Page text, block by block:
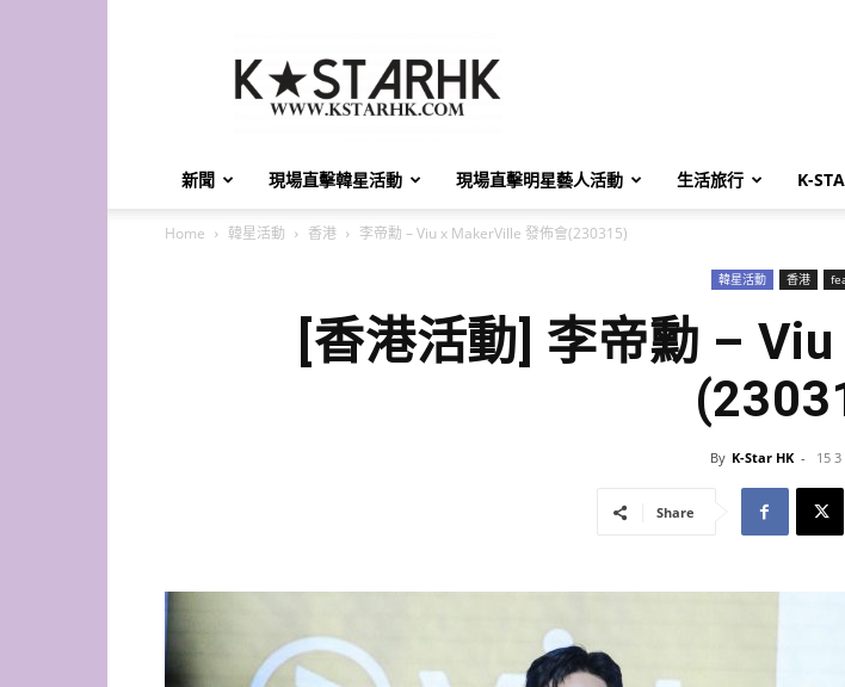
Star
HK
新聞 現場直擊韓星活動 現場直擊明星藝人活動 生活旅行 K-
Home 韓星活動 香港 李帝勳 – Viu x MakerVille 發佈會(230315)
韓星活動 香港
[香港活動] 李帝勳 –
By K-Star HK - 15
Share